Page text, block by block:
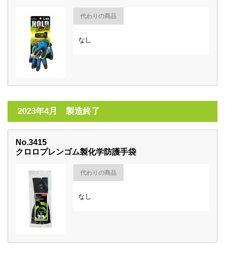
代わりの商品
なし
2023年4月 製造終了
No.3415
クロロプレンゴム製化学防護手袋
代わりの商品
なし